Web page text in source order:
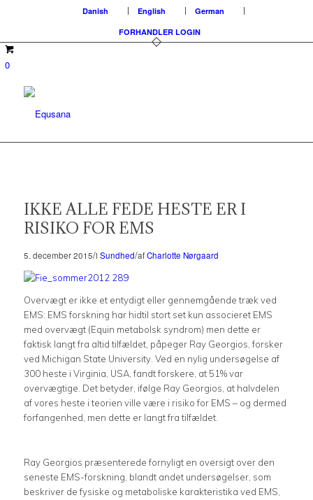
Danish English
German
FORHANDLER LOGIN
0
IKKE ALLE FEDE HESTE ER I
RISIKO FOR EMS
5. december 2015/i Sundhed/afCharlotte Nørgaard
Overvægt er ikke et entydigt eller gennemgående træk ved
EMS: EMS forskning har hidtil stort set kun associeret EMS
med overvægt (Equin metabolsk syndrom) men dette er
faktisk langt fra altid tilfældet, påpeger Ray Georgios, forsker
ved Michigan State University. Ved en nylig undersøgelse af
300 heste i Virginia, USA, fandt forskere, at 51% var
overvægtige. Det betyder, ifølge Ray Georgios, at halvdelen
af vores heste i teorien ville være i risiko for EMS – og dermed
forfangenhed, men dette er langt fra tilfældet.
Ray Georgios præsenterede fornyligt en oversigt over den
seneste EMS-forskning, blandt andet undersøgelser, som
beskriver de fysiske og metaboliske karakteristika ved EMS,